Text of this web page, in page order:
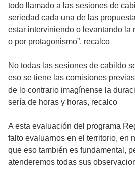
todo llamado a las sesiones de
seriedad cada una de las
estar interviniendo o levantando la
o por protagonismo”, recalco
No todas las sesiones de cabildo
eso se tiene las comisiones
de lo contrario imagínense la
sería de horas y horas, recalco
A esta evaluación del programa
falto evaluarnos en el territorio, en
que eso también es fundamental,
atenderemos todas sus